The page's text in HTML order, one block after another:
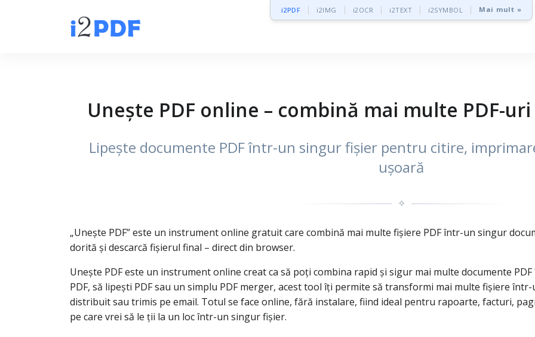
i2PDF i2IMG i2OCR i2TEXT i2SYMBOL Mai mult »
Unește PDF online – combină mai multe PDF-
Lipește documente PDF într-un singur fișier pentru citire,
ușoară
✧
„Unește PDF” este un instrument online gratuit care combină mai multe fișiere PDF într-un singur
dorită și descarcă fișierul final – direct din browser.
Unește PDF este un instrument online creat ca să poți combina rapid și sigur mai multe documente
PDF, să lipești PDF sau un simplu PDF merger, acest tool îți permite să transformi mai multe fișiere
distribuit sau trimis pe email. Totul se face online, fără instalare, fiind ideal pentru rapoarte, facturi,
pe care vrei să le ții la un loc într-un singur fișier.